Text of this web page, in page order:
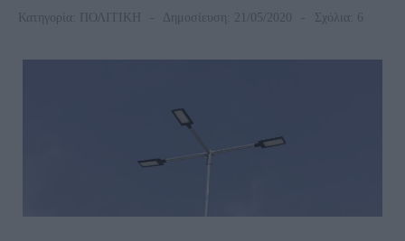
Κατηγορία: ΠΟΛΙΤΙΚΗ Δημοσίευση: 21/05/2020 Σχόλια: 6